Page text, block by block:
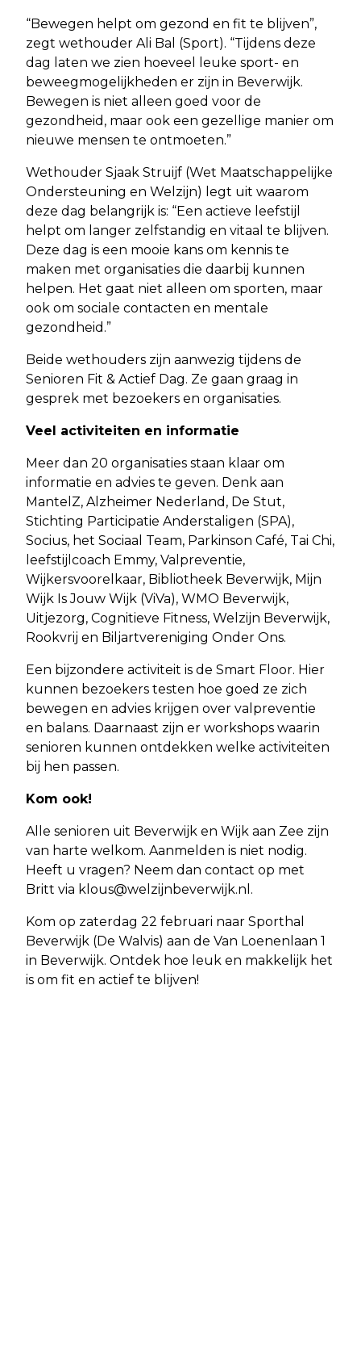
“Bewegen helpt om gezond en fit te blijven”,
zegt wethouder Ali Bal (Sport). “Tijdens deze
dag laten we zien hoeveel leuke sport- en
beweegmogelijkheden er zijn in Beverwijk.
Bewegen is niet alleen goed voor de
gezondheid, maar ook een gezellige manier om
nieuwe mensen te ontmoeten.”
Wethouder Sjaak Struijf (Wet Maatschappelijke
Ondersteuning en Welzijn) legt uit waarom
deze dag belangrijk is: “Een actieve leefstijl
helpt om langer zelfstandig en vitaal te blijven.
Deze dag is een mooie kans om kennis te
maken met organisaties die daarbij kunnen
helpen. Het gaat niet alleen om sporten, maar
ook om sociale contacten en mentale
gezondheid.”
Beide wethouders zijn aanwezig tijdens de
Senioren Fit & Actief Dag. Ze gaan graag in
gesprek met bezoekers en organisaties.
Veel activiteiten en informatie
Meer dan 20 organisaties staan klaar om
informatie en advies te geven. Denk aan
MantelZ, Alzheimer Nederland, De Stut,
Stichting Participatie Anderstaligen (SPA),
Socius, het Sociaal Team, Parkinson Café, Tai Chi,
leefstijlcoach Emmy, Valpreventie,
Wijkersvoorelkaar, Bibliotheek Beverwijk, Mijn
Wijk Is Jouw Wijk (ViVa), WMO Beverwijk,
Uitjezorg, Cognitieve Fitness, Welzijn Beverwijk,
Rookvrij en Biljartvereniging Onder Ons.
Een bijzondere activiteit is de Smart Floor. Hier
kunnen bezoekers testen hoe goed ze zich
bewegen en advies krijgen over valpreventie
en balans. Daarnaast zijn er workshops waarin
senioren kunnen ontdekken welke activiteiten
bij hen passen.
Kom ook!
Alle senioren uit Beverwijk en Wijk aan Zee zijn
van harte welkom. Aanmelden is niet nodig.
Heeft u vragen? Neem dan contact op met
Britt via klous@welzijnbeverwijk.nl .
Kom op zaterdag 22 februari naar Sporthal
Beverwijk (De Walvis) aan de Van Loenenlaan 1
in Beverwijk. Ontdek hoe leuk en makkelijk het
is om fit en actief te blijven!